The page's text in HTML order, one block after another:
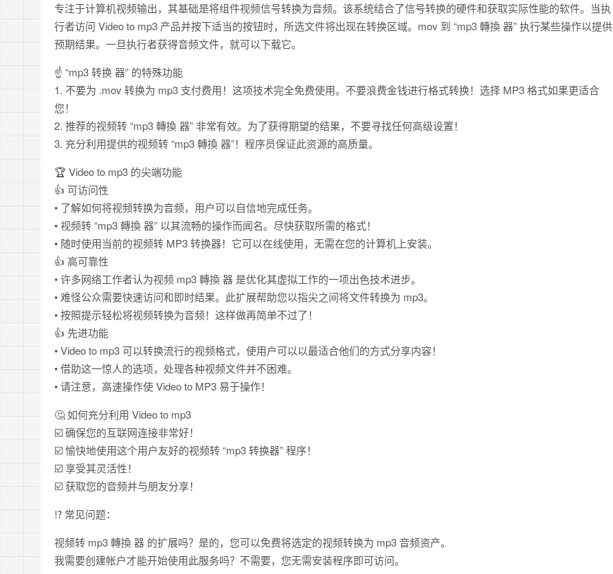
专注于计算机视频输出，其基础是将组件视频信号转换为音频。该系统结合了信号转换的硬件和获取实际性能的软件。当执
行者访问 Video to mp3 产品并按下适当的按钮时，所选文件将出现在转换区域。mov 到 “mp3 轉換 器” 执行某些操作以提供
预期结果。一旦执行者获得音频文件，就可以下载它。
☝️ “mp3 转换 器” 的特殊功能
1️. 不要为 .mov 转换为 mp3 支付费用！这项技术完全免费使用。不要浪费金钱进行格式转换！选择 MP3 格式如果更适合
您！
2️. 推荐的视频转 “mp3 轉換 器” 非常有效。为了获得期望的结果，不要寻找任何高级设置！
3️. 充分利用提供的视频转 “mp3 轉換 器”！程序员保证此资源的高质量。
🏆 Video to mp3 的尖端功能
👍 可访问性
• 了解如何将视频转换为音频，用户可以自信地完成任务。
• 视频转 “mp3 轉換 器” 以其流畅的操作而闻名。尽快获取所需的格式！
• 随时使用当前的视频转 MP3 转换器！它可以在线使用，无需在您的计算机上安装。
👍 高可靠性
• 许多网络工作者认为视频 mp3 轉換 器 是优化其虚拟工作的一项出色技术进步。
• 难怪公众需要快速访问和即时结果。此扩展帮助您以指尖之间将文件转换为 mp3。
• 按照提示轻松将视频转换为音频！这样做再简单不过了！
👍 先进功能
• Video to mp3 可以转换流行的视频格式，使用户可以以最适合他们的方式分享内容！
• 借助这一惊人的选项，处理各种视频文件并不困难。
• 请注意，高速操作使 Video to MP3 易于操作！
🤔 如何充分利用 Video to mp3
☑️ 确保您的互联网连接非常好！
☑️ 愉快地使用这个用户友好的视频转 “mp3 转换器” 程序！
☑️ 享受其灵活性！
☑️ 获取您的音频并与朋友分享！
⁉️ 常见问题：
视频转 mp3 轉換 器 的扩展吗？是的，您可以免费将选定的视频转换为 mp3 音频资产。
我需要创建帐户才能开始使用此服务吗？不需要，您无需安装程序即可访问。